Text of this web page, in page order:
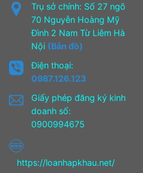
Trụ sở chính: Số 27 ngõ
70 Nguyễn Hoàng Mỹ
Đình 2 Nam Từ Liêm Hà
Nội (Bản đồ)
Điện thoại:
0987.126.123
Giấy phép đăng ký kinh
doanh số:
0900994675
https://loanhapkhau.net/